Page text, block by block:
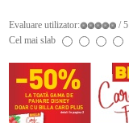
Evaluare utilizator:
/ 5
Cel mai slab